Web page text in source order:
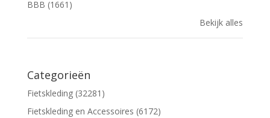
BBB (1661)
Bekijk alles
Categorieën
Fietskleding (32281)
Fietskleding en Accessoires (6172)